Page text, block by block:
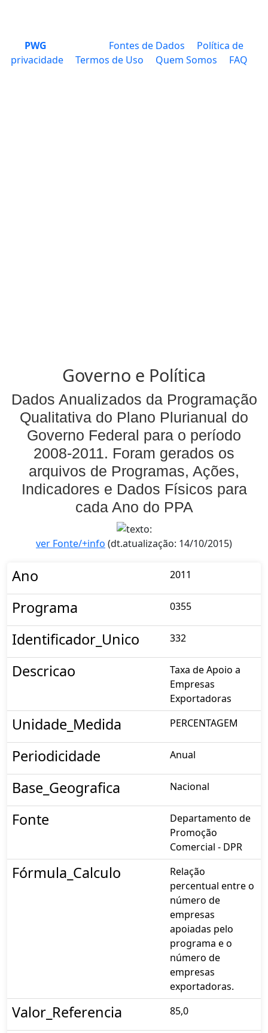
PWG Fontes de Dados
Política de
privacidade
Termos de Uso Quem Somos FAQ
Governo e Política
Dados Anualizados da Programação
Qualitativa do Plano Plurianual do
Governo Federal para o período
2008-2011. Foram gerados os
arquivos de Programas, Ações,
Indicadores e Dados Físicos para
cada Ano do PPA
ver Fonte/+info (dt.atualização: 14/10/2015)
Ano 2011
Programa 0355
Identificador_Unico 332
Descricao
Taxa de Apoio a
Empresas
Exportadoras
Unidade_Medida PERCENTAGEM
Periodicidade Anual
Base_Geografica Nacional
Fonte
Departamento de
Promoção
Comercial - DPR
Fórmula_Calculo
Relação
percentual entre o
número de
empresas
apoiadas pelo
programa e o
número de
empresas
exportadoras.
Valor_Referencia 85,0